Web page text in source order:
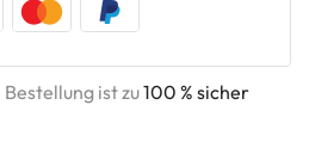
ist zu100 % sicher